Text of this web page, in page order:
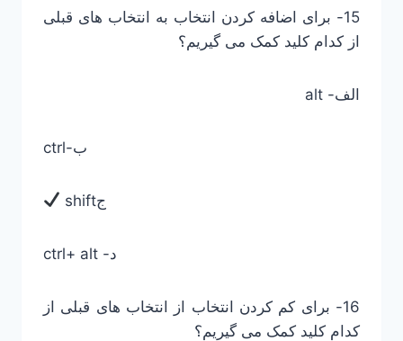
15- برای اضافه کردن انتخاب به انتخاب های قبلی
از کدام کلید کمک می گیریم؟
الف- alt
ctrl-ب
shiftج
ctrl+ alt -د
16- برای کم کردن انتخاب از انتخاب های قبلی از
کدام کلید کمک می گیریم؟